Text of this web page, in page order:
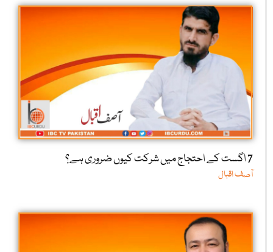
7 اگست کے احتجاج میں شرکت کیوں ضروری ہے؟
آصف اقبال